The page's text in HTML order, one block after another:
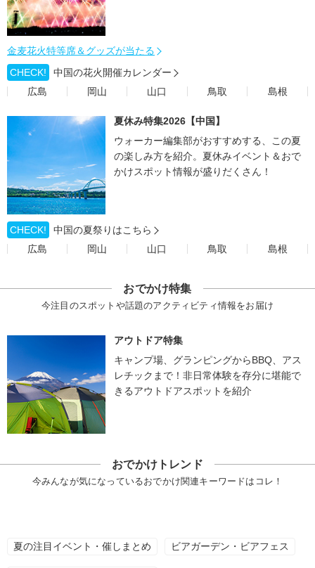
金麦花火特等席＆グッズが当たる
CHECK!
中国の花火開催カレンダー
広島
岡山 山口 鳥取 島根
夏休み特集2026【中国】
ウォーカー編集部がおすすめする、この夏
の楽しみ方を紹介。夏休みイベント＆おで
かけスポット情報が盛りだくさん！
CHECK!
中国の夏祭りはこちら
広島
岡山 山口 鳥取 島根
おでかけ特集
今注目のスポットや話題のアクティビティ情報をお届け
アウトドア特集
キャンプ場、グランピングからBBQ、アス
レチックまで！非日常体験を存分に堪能で
きるアウトドアスポットを紹介
おでかけトレンド
今みんなが気になっているおでかけ関連キーワードはコレ！
夏の注目イベント・催しまとめ ビアガーデン・ビアフェス